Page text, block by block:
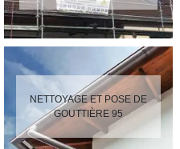
NETTOYAGE ET POSE DE
GOUTTIÈRE 95